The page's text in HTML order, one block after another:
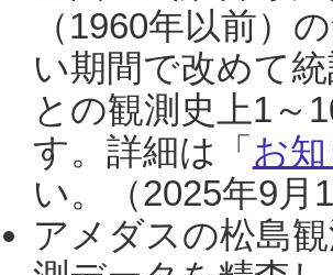
（1960年以前）
い期間で改めて
との観測史上1～
す。詳細は「 お
い。（2025年9月
アメダスの松島